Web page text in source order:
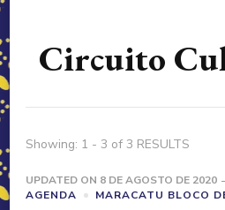
Circuito
Showing: 1 - 3 of 3 RESULTS
UPDATED ON 8 DE AGOSTO DE 2020
AGENDA
MARACATU BLOCO